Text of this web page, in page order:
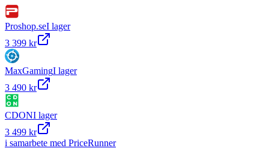
Proshop.seI lager
3 399 kr
MaxGamingI lager
3 490 kr
CDONI lager
3 499 kr
i samarbete med PriceRunner